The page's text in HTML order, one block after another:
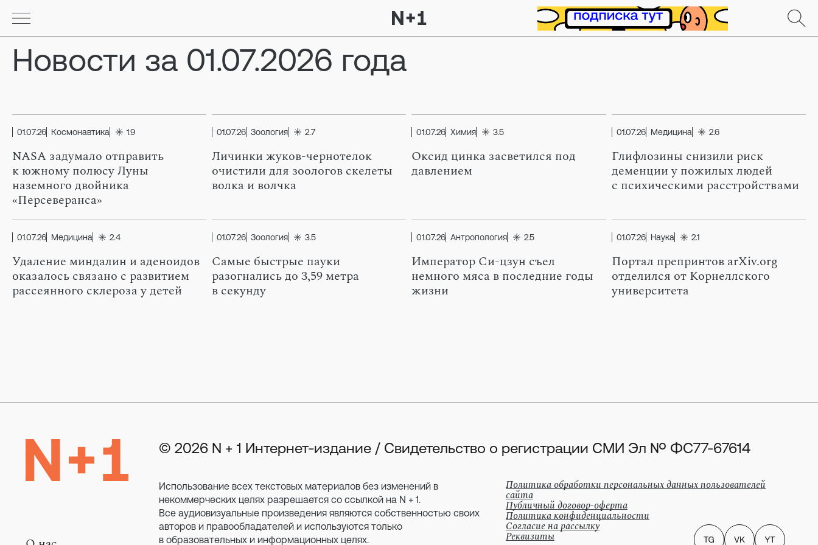
Новости за 01.07.2026 года
01.07.26 Космонавтика 1.9
NASA задумало отправить
к южному полюсу Луны
наземного двойника
«Персеверанса»
01.07.26 Медицина 2.4
Удаление миндалин и аденоидов
оказалось связано с развитием
рассеянного склероза у детей
01.07.26 Зоология 2.7
Личинки жуков-чернотелок
очистили для зоологов скелеты
волка и волчка
01.07.26 Зоология 3.5
Самые быстрые пауки
разогнались до 3,59 метра
в секунду
01.07.26 Химия 3.5
Оксид цинка засветился под
давлением
01.07.26 Антропология 2.5
Император Си-цзун съел
немного мяса в последние годы
жизни
01.07.26 Медицина 2.6
Глифлозины снизили риск
деменции у пожилых людей
с психическими расстройствами
01.07.26 Наука 2.1
Портал препринтов arXiv.org
отделился от Корнеллского
университета
© 2026 N + 1 Интернет-издание / Свидетельство о регистрации СМИ Эл № ФС77-67614
Использование всех текстовых материалов без изменений в
некоммерческих целях разрешается со ссылкой на N + 1.
Все аудиовизуальные произведения являются собственностью своих
авторов и правообладателей и используются только
в образовательных и информационных целях.
Политика обработки персональных данных пользователей
сайта
Публичный договор-оферта
Политика конфиденциальности
Согласие на рассылку
Реквизиты